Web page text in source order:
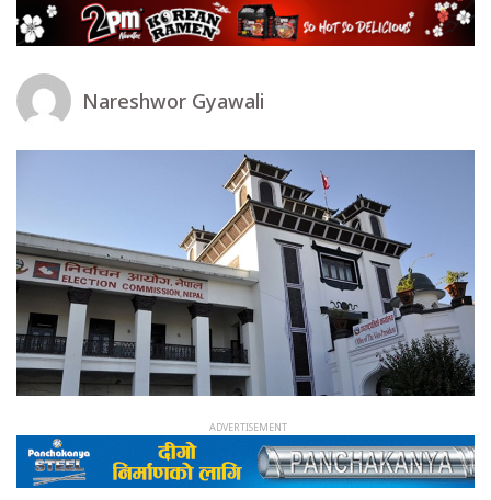
Nareshwor Gyawali